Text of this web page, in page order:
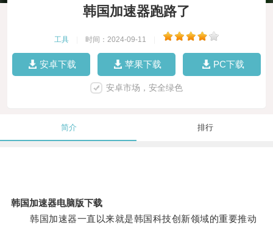
韩国加速器跑路了
工具 时间：2024-09-11
安卓下载 苹果下载 PC下载
安卓市场，安全绿色
简介 排行
韩国加速器电脑版下载
韩国加速器一直以来就是韩国科技创新领域的重要推动